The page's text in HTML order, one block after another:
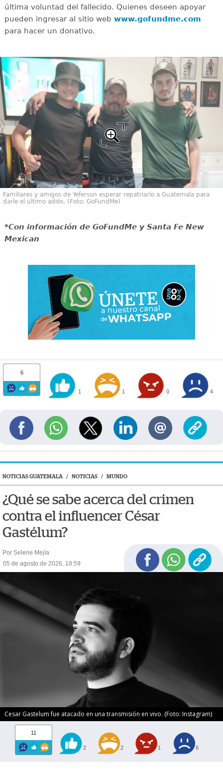
última voluntad del fallecido. Quienes deseen apoyar
pueden ingresar al sitio web www.gofundme.com
para hacer un donativo.
Familiares y amigos de Yeferson esperar repatriarlo a Guatemala para
darle el último adiós. (Foto: GoFundMe)
*Con información de GoFundMe y Santa Fe New
Mexican
6
1 1 0 4
NOTICIAS GUATEMALA / NOTICIAS / MUNDO
¿Qué se sabe acerca del crimen
contra el influencer César
Gastélum?
Por Selene Mejía
05 de agosto de 2026, 18:59
Cesar Gastelum fue atacado en una transmisión en vivo. (Foto: Instagram)
11
2 2 1 6